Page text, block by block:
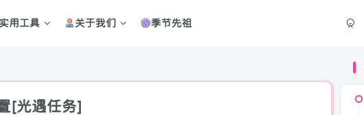
用工具 关于我们 季节先祖
[光遇任务]